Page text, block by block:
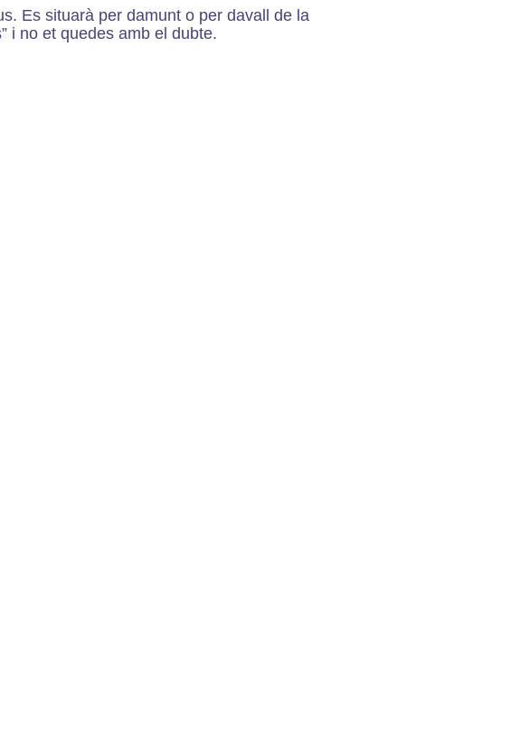
Es situarà per damunt o per davall de la
i no et quedes amb el dubte.